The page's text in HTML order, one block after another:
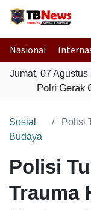
Nasional
Jumat, 07 Agustus
Polri Gerak
Sosial
Budaya
Polisi
Polisi
Trauma